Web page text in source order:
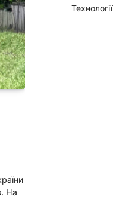
На
Технології